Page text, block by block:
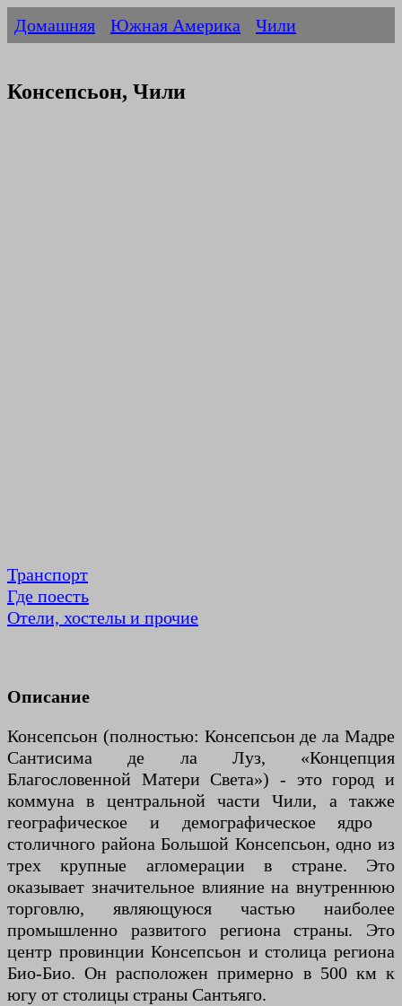
Домашняя Южная Америка Чили
Консепсьон, Чили
Транспорт
Где поесть
Отели, хостелы и прочие
Описание
Консепсьон (полностью: Консепсьон де ла Мадре
Сантисима де ла Луз, «Концепция
Благословенной Матери Света») - это город и
коммуна в центральной части Чили, а также
географическое и демографическое ядро ​​
столичного района Большой Консепсьон, одно из
трех крупные агломерации в стране. Это
оказывает значительное влияние на внутреннюю
торговлю, являющуюся частью наиболее
промышленно развитого региона страны. Это
центр провинции Консепсьон и столица региона
Био-Био. Он расположен примерно в 500 км к
югу от столицы страны Сантьяго.